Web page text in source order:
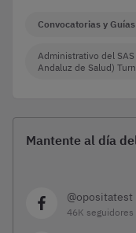
Convocatorias y
Administrativo del
Andaluz de Salud)
Mantente al día
@opositatest
46K seguidores